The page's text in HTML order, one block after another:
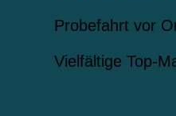
Probefahrt vor
Vielfältige Top-